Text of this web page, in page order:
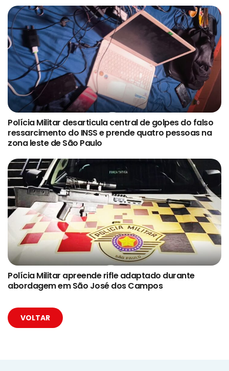
Polícia Militar desarticula central de golpes do falso
ressarcimento do INSS e prende quatro pessoas na
zona leste de São Paulo
Polícia Militar apreende rifle adaptado durante
abordagem em São José dos Campos
VOLTAR